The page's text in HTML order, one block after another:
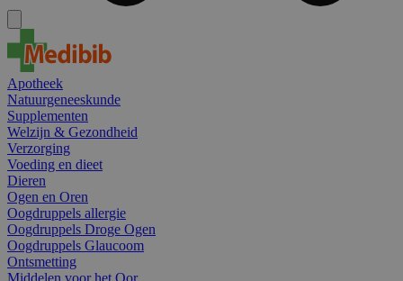
Apotheek
Natuurgeneeskunde
Supplementen
Welzijn & Gezondheid
Verzorging
Voeding en dieet
Dieren
Ogen en Oren
Oogdruppels allergie
Oogdruppels Droge Ogen
Oogdruppels Glaucoom
Ontsmetting
Middelen voor het Oor